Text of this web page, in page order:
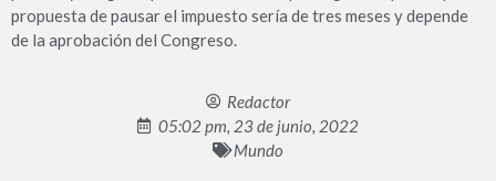
propuesta de pausar el impuesto sería de tres meses y depende
de la aprobación del Congreso.
Redactor
05:02 pm, 23 de junio, 2022
Mundo